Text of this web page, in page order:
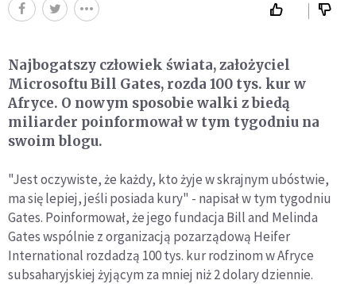
Najbogatszy człowiek świata, założyciel
Microsoftu Bill Gates, rozda 100 tys. kur w
Afryce. O nowym sposobie walki z biedą
miliarder poinformował w tym tygodniu na
swoim blogu.
"Jest oczywiste, że każdy, kto żyje w skrajnym ubóstwie,
ma się lepiej, jeśli posiada kury" - napisał w tym tygodniu
Gates. Poinformował, że jego fundacja Bill and Melinda
Gates wspólnie z organizacją pozarządową Heifer
International rozdadzą 100 tys. kur rodzinom w Afryce
subsaharyjskiej żyjącym za mniej niż 2 dolary dziennie.